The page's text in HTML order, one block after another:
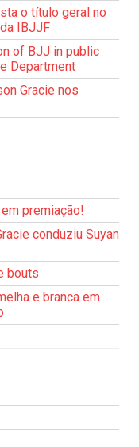
o título geral no
IBJJF
of BJJ in public
Department
Gracie nos
premiação!
conduziu Suyan
bouts
e branca em